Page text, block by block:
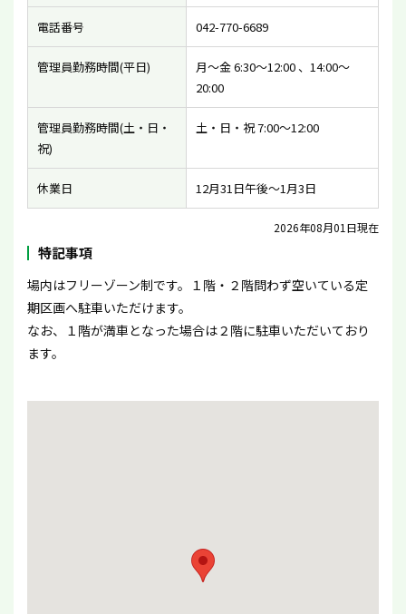
電話番号 042-770-6689
管理員勤務時間(平日)
月〜金 6:30〜12:00 、14:00〜
20:00
管理員勤務時間(土・日・
祝)
土・日・祝 7:00〜12:00
休業日 12月31日午後〜1月3日
2026年08月01日現在
特記事項
場内はフリーゾーン制です。１階・２階問わず空いている定
期区画へ駐車いただけます。
なお、１階が満車となった場合は２階に駐車いただいており
ます。